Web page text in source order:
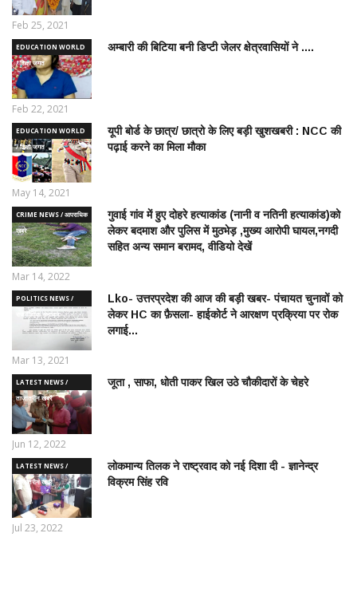
Feb 25, 2021
EDUCATION WORLD
/ शिक्षा जगत
अम्बारी की बिटिया बनी डिप्टी जेलर क्षेत्रवासियों ने ....
Feb 22, 2021
EDUCATION WORLD
/ शिक्षा जगत
यूपी बोर्ड के छात्र/ छात्रो के लिए बड़ी खुशखबरी : NCC की
पढ़ाई करने का मिला मौका
May 14, 2021
CRIME NEWS / आपराधिक
ख़बरे
गुवाई गांव में हुए दोहरे हत्याकांड (नानी व नतिनी हत्याकांड)को
लेकर बदमाश और पुलिस में मुठभेड़ ,मुख्य आरोपी घायल,नगदी
सहित अन्य समान बरामद, वीडियो देखें
Mar 14, 2022
POLITICS NEWS /
राजनीतिक समाचार
Lko- उत्तरप्रदेश की आज की बड़ी खबर- पंचायत चुनावों को
लेकर HC का फ़ैसला- हाईकोर्ट ने आरक्षण प्रक्रिया पर रोक
लगाई...
Mar 13, 2021
LATEST NEWS /
ताज़ातरीन खबरें
जूता , साफा, धोती पाकर खिल उठे चौकीदारों के चेहरे
Jun 12, 2022
LATEST NEWS /
ताज़ातरीन खबरें
लोकमान्य तिलक ने राष्ट्रवाद को नई दिशा दी - ज्ञानेन्द्र
विक्रम सिंह रवि
Jul 23, 2022